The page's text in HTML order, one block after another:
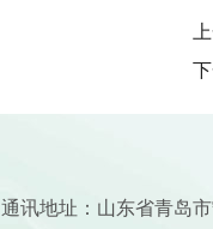
通讯地址：山东省青岛